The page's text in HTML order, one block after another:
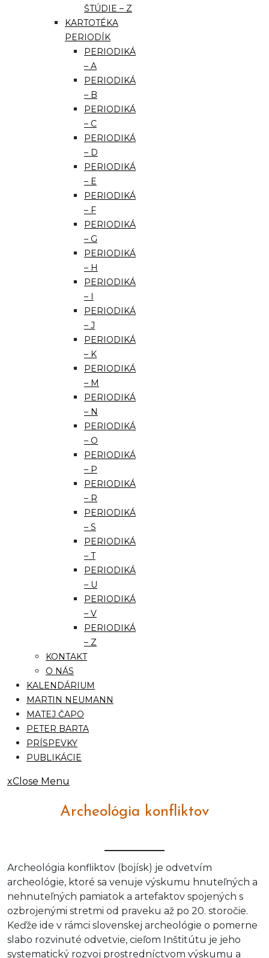
ŠTÚDIE – Z
KARTOTÉKA
PERIODÍK
PERIODIKÁ
– A
PERIODIKÁ
– B
PERIODIKÁ
– C
PERIODIKÁ
– D
PERIODIKÁ
– E
PERIODIKÁ
– F
PERIODIKÁ
– G
PERIODIKÁ
– H
PERIODIKÁ
– I
PERIODIKÁ
– J
PERIODIKÁ
– K
PERIODIKÁ
– M
PERIODIKÁ
– N
PERIODIKÁ
– O
PERIODIKÁ
– P
PERIODIKÁ
– R
PERIODIKÁ
– S
PERIODIKÁ
– T
PERIODIKÁ
– U
PERIODIKÁ
– V
PERIODIKÁ
– Z
KONTAKT
O NÁS
KALENDÁRIUM
MARTIN NEUMANN
MATEJ ČAPO
PETER BARTA
PRÍSPEVKY
PUBLIKÁCIE
xClose Menu
Archeológia konfliktov
Archeológia konfliktov (bojísk) je odvetvím
archeológie, ktoré sa venuje výskumu hnuteľných a
nehnuteľných pamiatok a artefaktov spojených s
ozbrojenými stretmi od praveku až po 20. storočie.
Keďže ide v rámci slovenskej archeológie o pomerne
slabo rozvinuté odvetvie, cieľom Inštitútu je jeho
systematický rozvoj prostredníctvom výskumu a